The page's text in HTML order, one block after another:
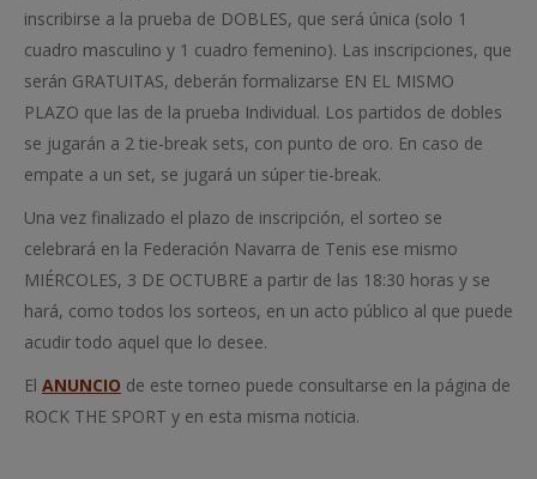
inscribirse a la prueba de DOBLES, que será única (solo 1
cuadro masculino y 1 cuadro femenino). Las inscripciones, que
serán GRATUITAS, deberán formalizarse EN EL MISMO
PLAZO que las de la prueba Individual. Los partidos de dobles
se jugarán a 2 tie-break sets, con punto de oro. En caso de
empate a un set, se jugará un súper tie-break.
Una vez finalizado el plazo de inscripción, el sorteo se
celebrará en la Federación Navarra de Tenis ese mismo
MIÉRCOLES, 3 DE OCTUBRE a partir de las 18:30 horas y se
hará, como todos los sorteos, en un acto público al que puede
acudir todo aquel que lo desee.
El ANUNCIO de este torneo puede consultarse en la página de
ROCK THE SPORT y en esta misma noticia.